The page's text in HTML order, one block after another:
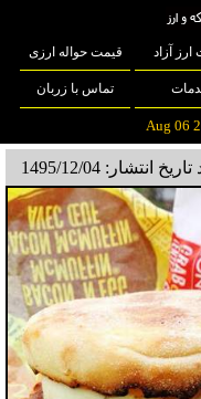
آزاد قیمت حواله ارزی
تماس با زربان
تاریخ انتشار: 1495/12/04